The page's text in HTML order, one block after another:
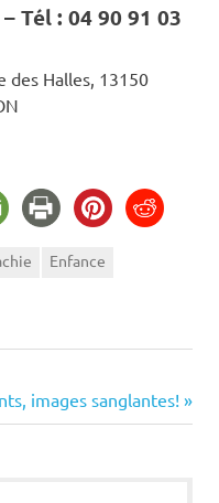
– Tél : 04 90 91 03
des Halles, 13150
Enfance
images sanglantes!